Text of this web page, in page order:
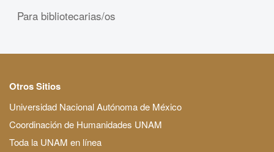
Para bibliotecarias/os
Otros Sitios
Universidad Nacional Autónoma de México
Coordinación de Humanidades UNAM
Toda la UNAM en línea